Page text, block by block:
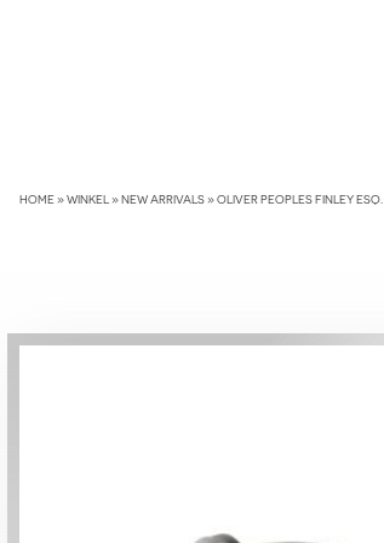
HOME»WINKEL »NEW ARRIVALS»OLIVER PEOPLES FINLEY ESQ.